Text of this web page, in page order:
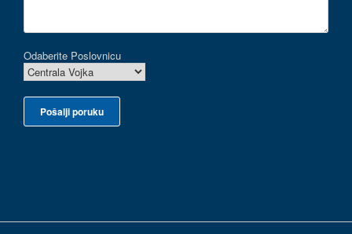
Odaberite Poslovnicu